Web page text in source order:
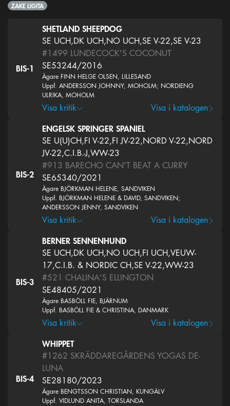
ZAKE LIGITA
BIS-1
SHETLAND SHEEPDOG
SE UCH,DK UCH,NO UCH,SE V-22,SE V-23
#1499 LUNDECOCK'S COCONUT
SE53244/2016
Ägare FINN HELGE OLSEN, LILLESAND
Uppf. ANDERSSON JOHNNY, MOHOLM; NORDIENG
ULRIKA, MOHOLM
Visa kritik Visa i katalogen
BIS-2
ENGELSK SPRINGER SPANIEL
SE U(U)CH,FI V-22,FI JV-22,NORD V-22,NORD
JV-22,C.I.B.-J,WW-23
#913 BARECHO CAN'T BEAT A CURRY
SE65340/2021
Ägare BJÖRKMAN HELENE, SANDVIKEN
Uppf. BJÖRKMAN HELENE & DAVID, SANDVIKEN;
ANDERSSON JENNY, SANDVIKEN
Visa kritik Visa i katalogen
BIS-3
BERNER SENNENHUND
SE UCH,DK UCH,NO UCH,FI UCH,VEUW-
17,C.I.B. & NORDIC CH,SE V-22,WW-23
#521 CHALINA'S ELLINGTON
SE48405/2021
Ägare BASBÖLL FIE, BJÄRNUM
Uppf. BASBÖLL FIE & CHRISTINA, DANMARK
Visa kritik Visa i katalogen
BIS-4
WHIPPET
#1262 SKRÄDDAREGÅRDENS YOGAS DE-
LUNA
SE28180/2023
Ägare BENGTSSON CHRISTIAN, KUNGÄLV
Uppf. VIDLUND ANITA, TORSLANDA